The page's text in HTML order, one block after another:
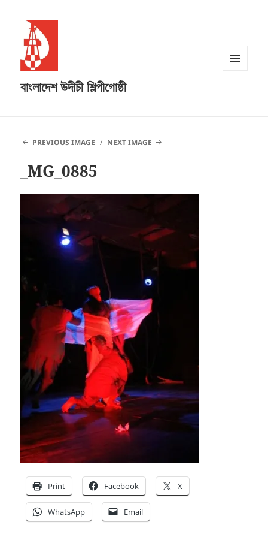
বাংলাদেশ উদীচী শিল্পীগোষ্ঠী
PREVIOUS IMAGE NEXT IMAGE
_MG_0885
Print Facebook X
WhatsApp Email